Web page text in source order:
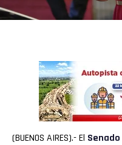
(BUENOS AIRES).- El Senado